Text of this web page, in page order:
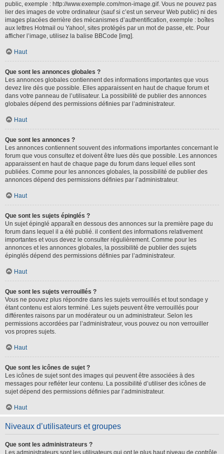
public, exemple : http://www.exemple.com/mon-image.gif. Vous ne pouvez pas
lier des images de votre ordinateur (sauf si c’est un serveur Web public) ni des
images placées derrière des mécanismes d’authentification, exemple : boîtes
aux lettres Hotmail ou Yahoo!, sites protégés par un mot de passe, etc. Pour
afficher l’image, utilisez la balise BBCode [img].
Haut
Que sont les annonces globales ?
Les annonces globales contiennent des informations importantes que vous
devez lire dès que possible. Elles apparaissent en haut de chaque forum et
dans votre panneau de l’utilisateur. La possibilité de publier des annonces
globales dépend des permissions définies par l’administrateur.
Haut
Que sont les annonces ?
Les annonces contiennent souvent des informations importantes concernant le
forum que vous consultez et doivent être lues dès que possible. Les annonces
apparaissent en haut de chaque page du forum dans lequel elles sont
publiées. Comme pour les annonces globales, la possibilité de publier des
annonces dépend des permissions définies par l’administrateur.
Haut
Que sont les sujets épinglés ?
Un sujet épinglé apparaît en dessous des annonces sur la première page du
forum dans lequel il a été publié. il contient des informations relativement
importantes et vous devez le consulter régulièrement. Comme pour les
annonces et les annonces globales, la possibilité de publier des sujets
épinglés dépend des permissions définies par l’administrateur.
Haut
Que sont les sujets verrouillés ?
Vous ne pouvez plus répondre dans les sujets verrouillés et tout sondage y
étant contenu est alors terminé. Les sujets peuvent être verrouillés pour
différentes raisons par un modérateur ou un administrateur. Selon les
permissions accordées par l’administrateur, vous pouvez ou non verrouiller
vos propres sujets.
Haut
Que sont les icônes de sujet ?
Les icônes de sujet sont des images qui peuvent être associées à des
messages pour refléter leur contenu. La possibilité d’utiliser des icônes de
sujet dépend des permissions définies par l’administrateur.
Haut
Niveaux d’utilisateurs et groupes
Que sont les administrateurs ?
Les administrateurs sont les utilisateurs qui ont le plus haut niveau de contrôle